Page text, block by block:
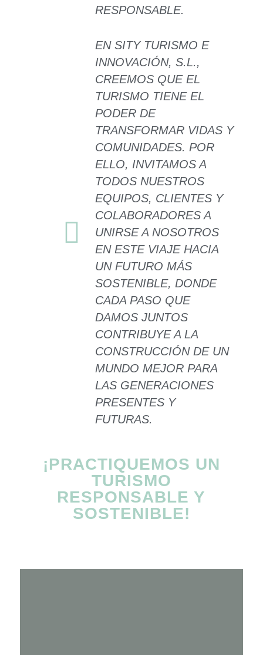
RESPONSABLE.
EN SITY TURISMO E
INNOVACIÓN, S.L.,
CREEMOS QUE EL
TURISMO TIENE EL
PODER DE
TRANSFORMAR VIDAS Y
COMUNIDADES. POR
ELLO, INVITAMOS A
TODOS NUESTROS
EQUIPOS, CLIENTES Y
COLABORADORES A
UNIRSE A NOSOTROS
EN ESTE VIAJE HACIA
UN FUTURO MÁS
SOSTENIBLE, DONDE
CADA PASO QUE
DAMOS JUNTOS
CONTRIBUYE A LA
CONSTRUCCIÓN DE UN
MUNDO MEJOR PARA
LAS GENERACIONES
PRESENTES Y
FUTURAS.
¡PRACTIQUEMOS UN
TURISMO
RESPONSABLE Y
SOSTENIBLE!